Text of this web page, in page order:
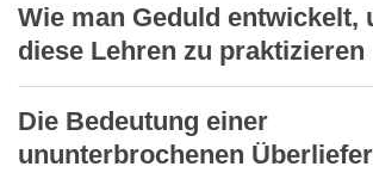
Wie man Geduld entwickelt,
diese Lehren zu praktizieren
Die Bedeutung einer
ununterbrochenen